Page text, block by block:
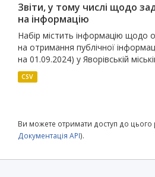
Звіти, у тому числі щодо
на інформацію
Набір містить інформацію щодо
на отримання публічної
на 01.09.2024) у Яворівській
CSV
Ви можете отримати доступ до цього
Документація API).